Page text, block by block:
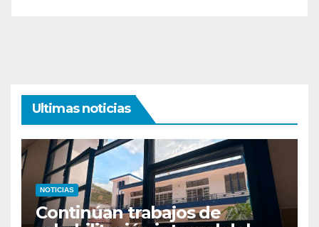
Ultimas noticias
NOTICIAS
Continúan trabajos de